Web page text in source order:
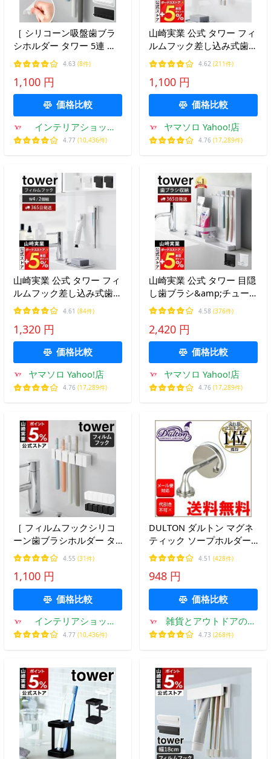
［ シリコーン吸盤歯ブラ
シホルダー タワー 5連 ］
山崎実業 tower 吸盤 貼っ
てはがせる おしゃれ 吸着
浮かせる yamazaki 公式
ブラック ホワイト 10298
4.63 (8件)
1,100 円
価格比較
インテリアショップ
roomy
4.77 (10,436件)
山崎実業 公式 タワー フィ
ルムフック差し込み式歯ブ
ラシ＆チューブホルダー
W9 tower 歯ブラシホルダ
ー 歯磨き粉 浮かせる 1495
1496
4.62 (211件)
1,100 円
価格比較
ヤマソロ Yahoo!店
4.76 (17,289件)
山崎実業 公式 タワー フィ
ルムフック差し込み式歯ブ
ラシ＆チューブホルダー
W4 2個組 tower 歯ブラシ
ホルダー 歯磨き粉 浮かせ
る 1493
4.61 (84件)
1,320 円
価格比較
ヤマソロ Yahoo!店
4.76 (17,289件)
山崎実業 公式 タワー 目隠
し歯ブラシ&amp;チュー
ブスタンド tower タワー
ホルダ 歯磨き 収納 替えブ
ラシ 洗面台 5本 浮かせる
収納 3505 3506
4.58 (376件)
2,420 円
価格比較
ヤマソロ Yahoo!店
4.76 (17,289件)
［ フィルムフックシリコ
ーン歯ブラシホルダー タ
ワー 5連 ］山崎実業 tower
5本 収納 シリコン おしゃ
れ yamazaki 公式 ブラッ
ク ホワイト 10052 10053
4.55 (31件)
1,100 円
価格比較
インテリアショップ
roomy
4.77 (10,436件)
DULTON ダルトン マグネ
ティック ソープホルダー
MAGINETIC SOAP
HOLDER 石鹸ホルダー
CH12-H463 メール便送料
無料
4.51 (428件)
948 円
価格比較
雑貨とアウトドアのお
店 biotope
4.73 (268件)